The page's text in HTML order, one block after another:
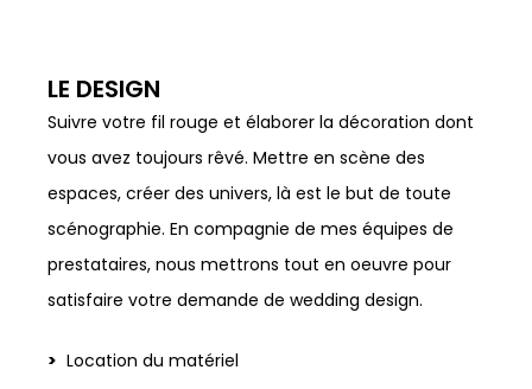
LE DESIGN
Suivre votre fil rouge et élaborer la décoration dont
vous avez toujours rêvé. Mettre en scène des
espaces, créer des univers, là est le but de toute
scénographie. En compagnie de mes équipes de
prestataires, nous mettrons tout en oeuvre pour
satisfaire votre demande de wedding design.
Location du matériel